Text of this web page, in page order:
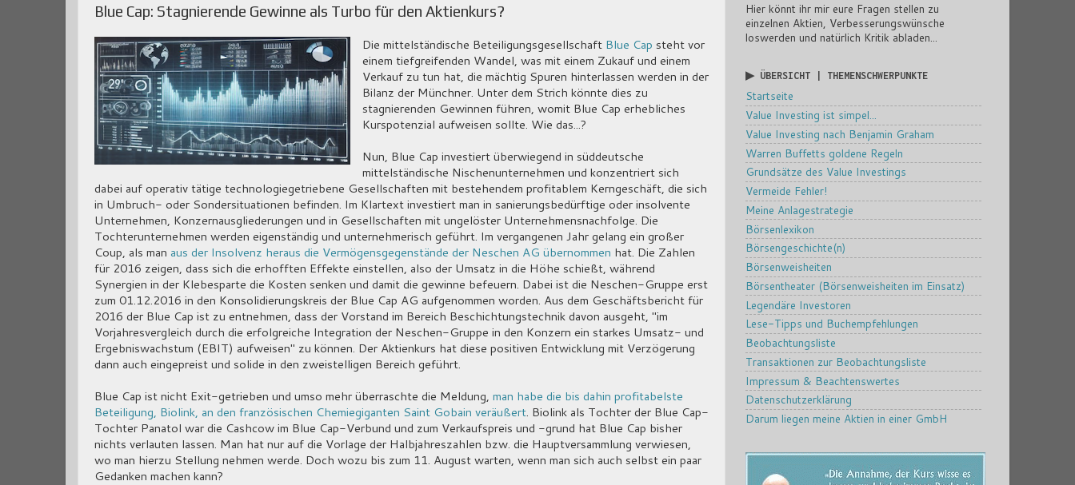
Blue Cap: Stagnierende Gewinne als Turbo für den Aktienkurs?
Die mittelständische Beteiligungsgesellschaft Blue Cap steht vor
einem tiefgreifenden Wandel, was mit einem Zukauf und einem
Verkauf zu tun hat, die mächtig Spuren hinterlassen werden in der
Bilanz der Münchner. Unter dem Strich könnte dies zu
stagnierenden Gewinnen führen, womit Blue Cap erhebliches
Kurspotenzial aufweisen sollte. Wie das...?
Nun, Blue Cap investiert überwiegend in süddeutsche
mittelständische Nischenunternehmen und konzentriert sich
dabei auf operativ tätige technologiegetriebene Gesellschaften mit bestehendem profitablem Kerngeschäft, die sich
in Umbruch- oder Sondersituationen befinden. Im Klartext investiert man in sanierungsbedürftige oder insolvente
Unternehmen, Konzernausgliederungen und in Gesellschaften mit ungelöster Unternehmensnachfolge. Die
Tochterunternehmen werden eigenständig und unternehmerisch geführt. Im vergangenen Jahr gelang ein großer
Coup, als man aus der Insolvenz heraus die Vermögensgegenstände der Neschen AG übernommen hat. Die Zahlen
für 2016 zeigen, dass sich die erhofften Effekte einstellen, also der Umsatz in die Höhe schießt, während
Synergien in der Klebesparte die Kosten senken und damit die gewinne befeuern. Dabei ist die Neschen-Gruppe erst
zum 01.12.2016 in den Konsolidierungskreis der Blue Cap AG aufgenommen worden. Aus dem Geschäftsbericht für
2016 der Blue Cap ist zu entnehmen, dass der Vorstand im Bereich Beschichtungstechnik davon ausgeht, "im
Vorjahresvergleich durch die erfolgreiche Integration der Neschen-Gruppe in den Konzern ein starkes Umsatz- und
Ergebniswachstum (EBIT) aufweisen" zu können. Der Aktienkurs hat diese positiven Entwicklung mit Verzögerung
dann auch eingepreist und solide in den zweistelligen Bereich geführt.
Blue Cap ist nicht Exit-getrieben und umso mehr überraschte die Meldung, man habe die bis dahin profitabelste
Beteiligung, Biolink, an den französischen Chemiegiganten Saint Gobain veräußert. Biolink als Tochter der Blue Cap-
Tochter Panatol war die Cashcow im Blue Cap-Verbund und zum Verkaufspreis und -grund hat Blue Cap bisher
nichts verlauten lassen. Man hat nur auf die Vorlage der Halbjahreszahlen bzw. die Hauptversammlung verwiesen,
wo man hierzu Stellung nehmen werde. Doch wozu bis zum 11. August warten, wenn man sich auch selbst ein paar
Gedanken machen kann?
Hier könnt ihr mir eure Fragen stellen zu
einzelnen Aktien, Verbesserungswünsche
loswerden und natürlich Kritik abladen...
▶ ÜBERSICHT | THEMENSCHWERPUNKTE
Startseite
Value Investing ist simpel...
Value Investing nach Benjamin Graham
Warren Buffetts goldene Regeln
Grundsätze des Value Investings
Vermeide Fehler!
Meine Anlagestrategie
Börsenlexikon
Börsengeschichte(n)
Börsenweisheiten
Börsentheater (Börsenweisheiten im Einsatz)
Legendäre Investoren
Lese-Tipps und Buchempfehlungen
Beobachtungsliste
Transaktionen zur Beobachtungsliste
Impressum & Beachtenswertes
Datenschutzerklärung
Darum liegen meine Aktien in einer GmbH